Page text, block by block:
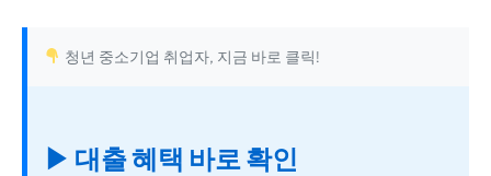
청년 중소기업 취업자, 지금 바로 클릭!
▶ 대출 혜택 바로 확인